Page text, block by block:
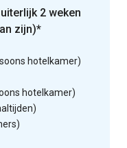
2 weken
zijn)*
hotelkamer)
hotelkamer)